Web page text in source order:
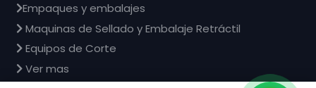
Empaques y embalajes
Maquinas de Sellado y Embalaje Retráctil
Equipos de Corte
Ver mas